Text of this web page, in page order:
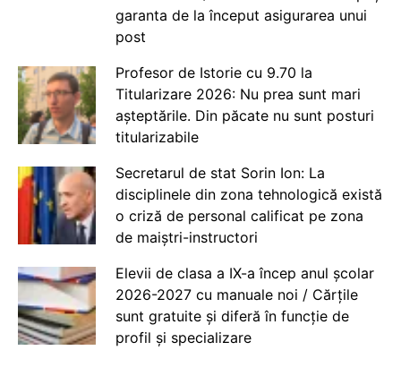
garanta de la început asigurarea unui
post
Profesor de Istorie cu 9.70 la
Titularizare 2026: Nu prea sunt mari
așteptările. Din păcate nu sunt posturi
titularizabile
Secretarul de stat Sorin Ion: La
disciplinele din zona tehnologică există
o criză de personal calificat pe zona
de maiștri-instructori
Elevii de clasa a IX-a încep anul școlar
2026-2027 cu manuale noi / Cărțile
sunt gratuite și diferă în funcție de
profil și specializare